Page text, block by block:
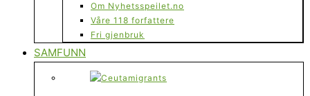
Om Nyhetsspeilet.no
Våre 118 forfattere
Fri gjenbruk
SAMFUNN